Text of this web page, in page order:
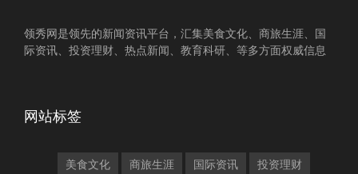
领秀网是领先的新闻资讯平台，汇集美食文化、商旅生涯、国
际资讯、投资理财、热点新闻、教育科研、等多方面权威信息
网站标签
美食文化 商旅生涯 国际资讯 投资理财